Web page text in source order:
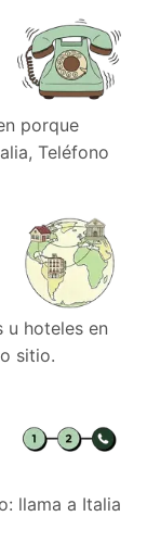
porque
Teléfono
u hoteles en
sitio.
llama a Italia